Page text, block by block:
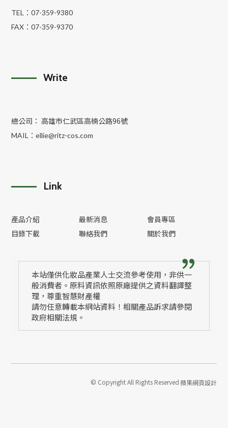
TEL：07-359-9380
FAX：07-359-9370
Write
總公司： 高雄市仁武區高楠公路96號
MAIL：ellie@ritz-cos.com
Link
產品介紹 最新消息
會員專區
目錄下載
聯絡我們 關於我們
本站僅供化妝品產業人士交流參考使用，非供一
般消費者。原料資訊依照原廠提供之資料翻譯整
理，尊重智慧財產權
請勿任意轉載本網站資料！相關產品訴求請參閱
政府相關法規。
© Copyright All Rights Reserved蘋果網頁設計